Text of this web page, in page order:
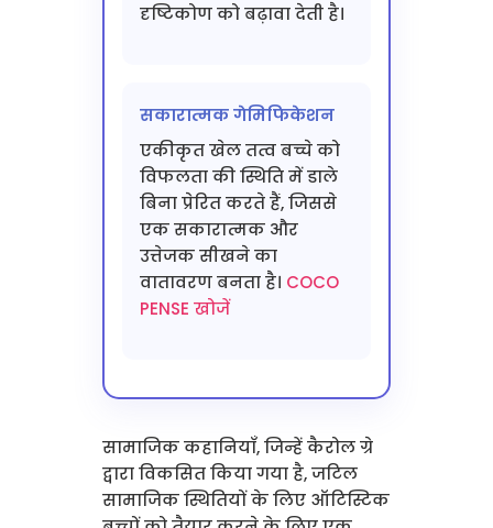
दृष्टिकोण को बढ़ावा देती है।
सकारात्मक गेमिफिकेशन
एकीकृत खेल तत्व बच्चे को
विफलता की स्थिति में डाले
बिना प्रेरित करते हैं, जिससे
एक सकारात्मक और
उत्तेजक सीखने का
वातावरण बनता है। COCO
PENSE खोजें
सामाजिक कहानियाँ, जिन्हें कैरोल ग्रे
द्वारा विकसित किया गया है, जटिल
सामाजिक स्थितियों के लिए ऑटिस्टिक